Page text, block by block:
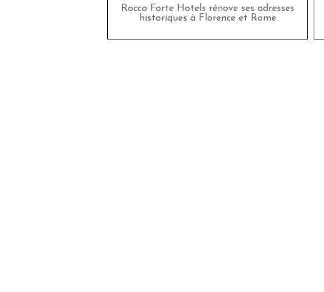
Rocco Forte Hotels rénove ses adresses
historiques à Florence et Rome